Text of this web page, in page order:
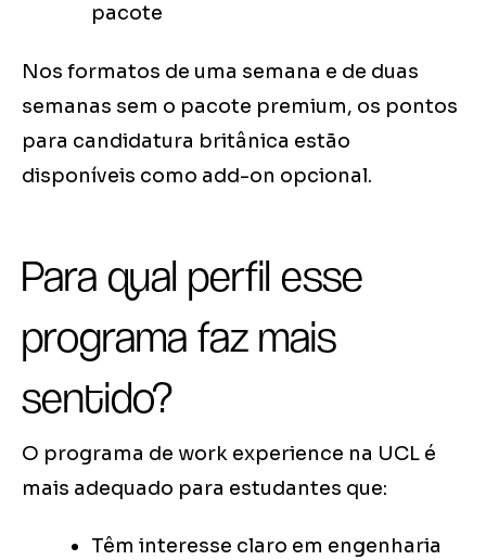
pacote
Nos formatos de uma semana e de duas
semanas sem o pacote premium, os pontos
para candidatura britânica estão
disponíveis como add-on opcional.
Para qual perfil esse
programa faz mais
sentido?
O programa de work experience na UCL é
mais adequado para estudantes que:
Têm interesse claro em engenharia